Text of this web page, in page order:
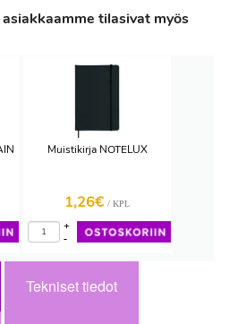
tilasivat myös
Muistikirja NOTELUX
1,26€ / KPL
-
+
Tekniset tiedot